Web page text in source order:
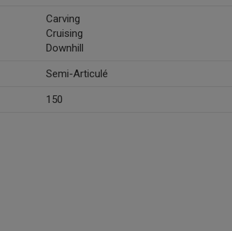
Carving
Cruising
Downhill
Semi-Articulé
150